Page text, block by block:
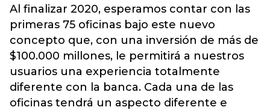
Al finalizar 2020, esperamos contar con las
primeras 75 oficinas bajo este nuevo
concepto que, con una inversión de más de
$100.000 millones, le permitirá a nuestros
usuarios una experiencia totalmente
diferente con la banca. Cada una de las
oficinas tendrá un aspecto diferente e